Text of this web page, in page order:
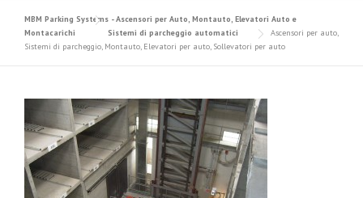
MBM Parking Systems - Ascensori per Auto, Montauto, Elevatori Auto e
Montacarichi
Sistemi di parcheggio automatici
Ascensori per auto,
Sistemi di parcheggio, Montauto, Elevatori per auto, Sollevatori per auto